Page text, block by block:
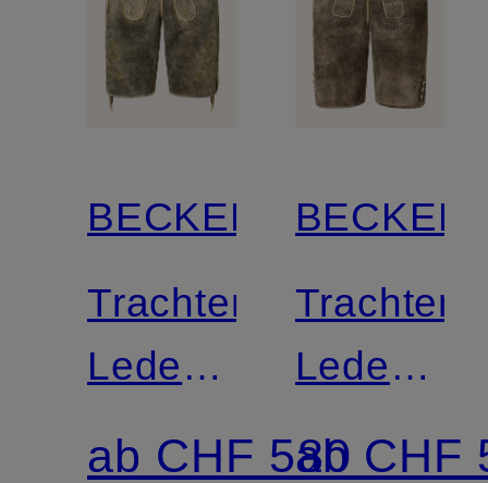
BECKERT
Trachten-
Lederhose
IRSCHENBERG
ab CHF 580
Trachten-
ab CHF